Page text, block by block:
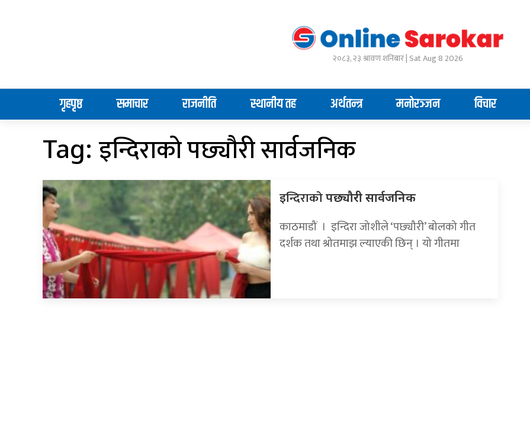
२०८३, २३ श्रावण शनिबार | Sat Aug 8 2026
गृहपृष्ठ समाचार राजनीति स्थानीय तह अर्थतन्त्र मनोरञ्जन विचार
Tag: इन्दिराको पछ्यौरी सार्वजनिक
इन्दिराकोपछ्यौरी सार्वजनिक
काठमाडौं । इन्दिरा जोशीले ‘पछ्यौरी’ बोलको गीत
दर्शक तथा श्रोतमाझ ल्याएकी छिन् । यो गीतमा